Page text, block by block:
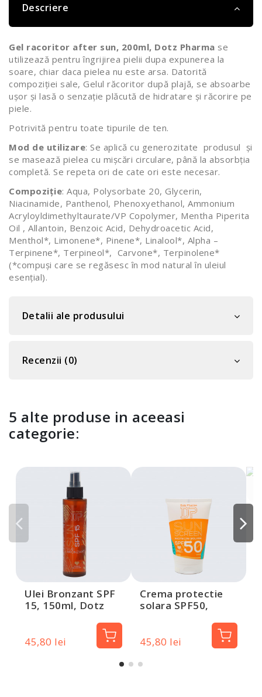
Descriere
Gel racoritor after sun, 200ml, Dotz Pharma se
utilizează pentru îngrijirea pielii dupa expunerea la
soare, chiar daca pielea nu este arsa. Datorită
compoziției sale, Gelul răcoritor după plajă, se absoarbe
ușor și lasă o senzație plăcută de hidratare și răcorire pe
piele.
Potrivită pentru toate tipurile de ten.
Mod de utilizare: Se aplică cu generozitate produsul și
se masează pielea cu mișcări circulare, până la absorbția
completă. Se repeta ori de cate ori este necesar.
Compoziție: Aqua, Polysorbate 20, Glycerin,
Niacinamide, Panthenol, Phenoxyethanol, Ammonium
Acryloyldimethyltaurate/VP Copolymer, Mentha Piperita
Oil , Allantoin, Benzoic Acid, Dehydroacetic Acid,
Menthol*, Limonene*, Pinene*, Linalool*, Alpha –
Terpinene*, Terpineol*, Carvone*, Terpinolene*
(*compuși care se regăsesc în mod natural în uleiul
esențial).
Detalii ale produsului
Recenzii (0)
5 alte produse in aceeasi
categorie:
Ulei Bronzant SPF
15, 150ml, Dotz
45,80 lei
Crema protectie
solara SPF50,
45,80 lei